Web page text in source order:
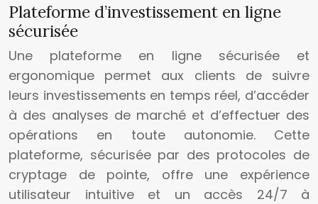
Plateforme d’investissement en ligne
sécurisée
Une plateforme en ligne sécurisée et
ergonomique permet aux clients de suivre
leurs investissements en temps réel, d’accéder
à des analyses de marché et d’effectuer des
opérations en toute autonomie. Cette
plateforme, sécurisée par des protocoles de
cryptage de pointe, offre une expérience
utilisateur intuitive et un accès 24/7 à